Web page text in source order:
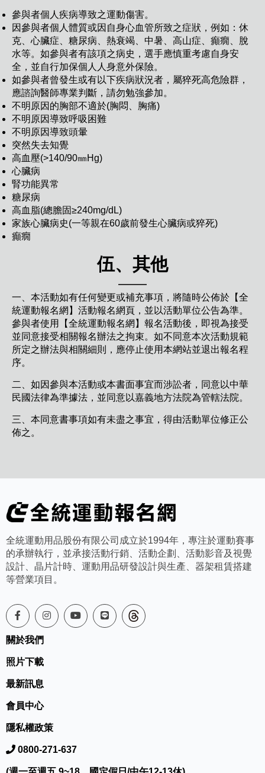
參與者個人疾病導致之運動傷害。
因參與者個人體質或因自身心血管所致之症狀，例如：休
克、心臟症、糖尿病、熱衰竭、中暑、高山症、癲癇、脫
水等。如參與者有該項之病史，選手應慎重考慮自身安
全，並自行加保個人人身意外保險。
如參與者曾發生或有以下疾病狀況者，屬猝死高危險群，
應諮詢醫師專業判斷，請勿勉強參加。
不明原因的胸部不適於(胸悶、胸痛)
不明原因導致呼吸困難
不明原因導致頭暈
突然失去知覺
高血壓(>140/90㎜Hg)
心臟病
腎功能異常
糖尿病
高血脂(總膽固≥240mg/dL)
家族心臟病史(一等親在60歲前發生心臟病或猝死)
癲癇
伍、其他
一、本活動如有任何變更或補充事項，將隨時公佈於【全
統運動報名網】活動報名網頁，並以活動單位公告為準。
參與者使用【全統運動報名網】報名活動後，即視為接受
並同意接受相關報名辦法之拘束。如不同意本次活動規範
所定之辦法與相關細則，應停止使用本網站並退出報名程
序。
二、如因參與本活動或本書面事宜而涉訟者，同意以中華
民國法律為準據法，並同意以嘉義地方法院為管轄法院。
三、本同意書事項如有未盡之事宜，得由活動單位修正公
佈之。
全統運動用品股份有限公司成立於1994年，專注於運動賽事
的承辦執行，並承接活動行銷、活動企劃、活動影音及視覺
設計、晶片計時、運動用品研發設計與生產、器架租賃搭建
等營業項目。
關於我們
照片下載
最新訊息
會員中心
隱私權政策
0800-271-637